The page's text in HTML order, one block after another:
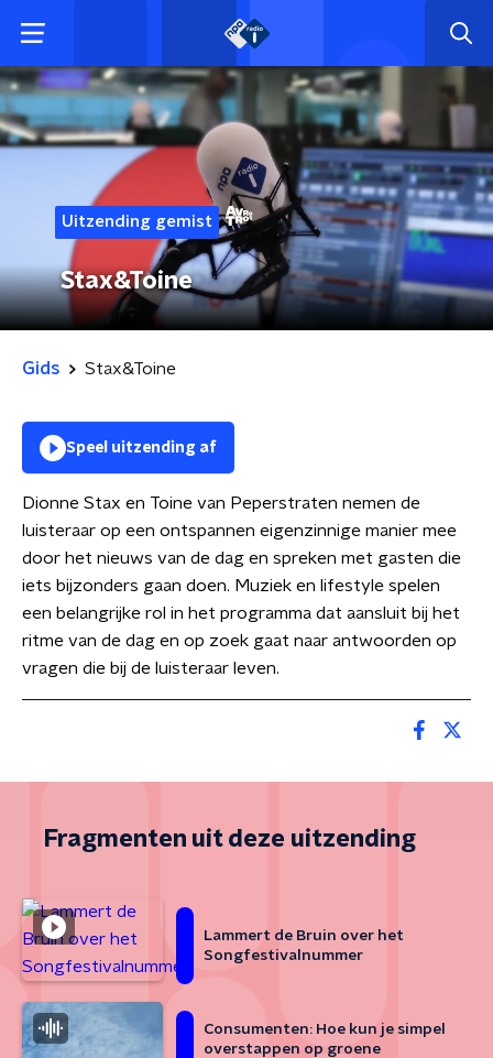
Uitzending gemist
Stax&Toine
Gids Stax&Toine
Speel uitzending af
Dionne Stax en Toine van Peperstraten nemen de
luisteraar op een ontspannen eigenzinnige manier mee
door het nieuws van de dag en spreken met gasten die
iets bijzonders gaan doen. Muziek en lifestyle spelen
een belangrijke rol in het programma dat aansluit bij het
ritme van de dag en op zoek gaat naar antwoorden op
vragen die bij de luisteraar leven.
Fragmenten uit deze uitzending
Lammert de Bruin over het
Songfestivalnummer
Consumenten: Hoe kun je simpel
overstappen op groene